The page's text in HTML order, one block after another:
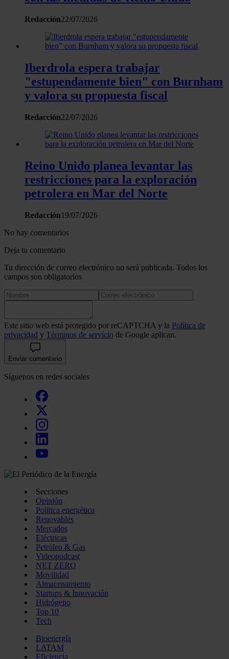
Redacción22/07/2026
Iberdrola espera trabajar
"estupendamente bien" con Burnham
y valora su propuesta fiscal
Redacción22/07/2026
Reino Unido planea levantar las
restricciones para la exploración
petrolera en Mar del Norte
Redacción19/07/2026
No hay comentarios
Deja tu comentario
Tu dirección de correo electrónico no será publicada. Todos los
campos son obligatorios
Este sitio web está protegido por reCAPTCHA y la Política de
privacidad y Términos de servicio de Google aplican.
Enviar comentario
Síguenos en redes sociales
Secciones
Opinión
Política energética
Renovables
Mercados
Eléctricas
Petróleo & Gas
Videopodcast
NET ZERO
Movilidad
Almacenamiento
Startups & Innovación
Hidrógeno
Top 10
Tech
Bioenergía
LATAM
Eficiencia